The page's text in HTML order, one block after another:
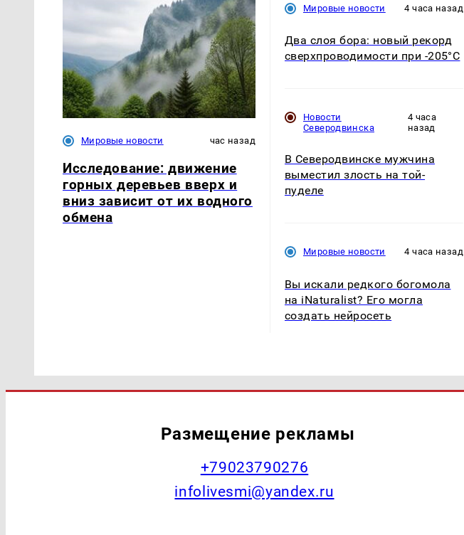
Мировые новости час назад
Исследование: движение
горных деревьев вверх и
вниз зависит от их водного
обмена
Мировые новости 4 часа назад
Два слоя бора: новый рекорд
сверхпроводимости при -205°C
Новости
Северодвинска
4 часа
назад
В Северодвинске мужчина
выместил злость на той-
пуделе
Мировые новости 4 часа назад
Вы искали редкого богомола
на iNaturalist? Его могла
создать нейросеть
Размещение рекламы
+79023790276
infolivesmi@yandex.ru